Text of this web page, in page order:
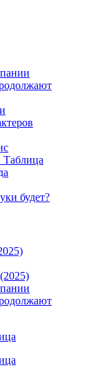
Таблица
будет?